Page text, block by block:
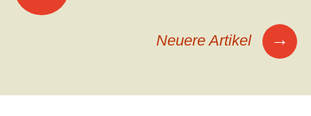
Neuere Artikel →